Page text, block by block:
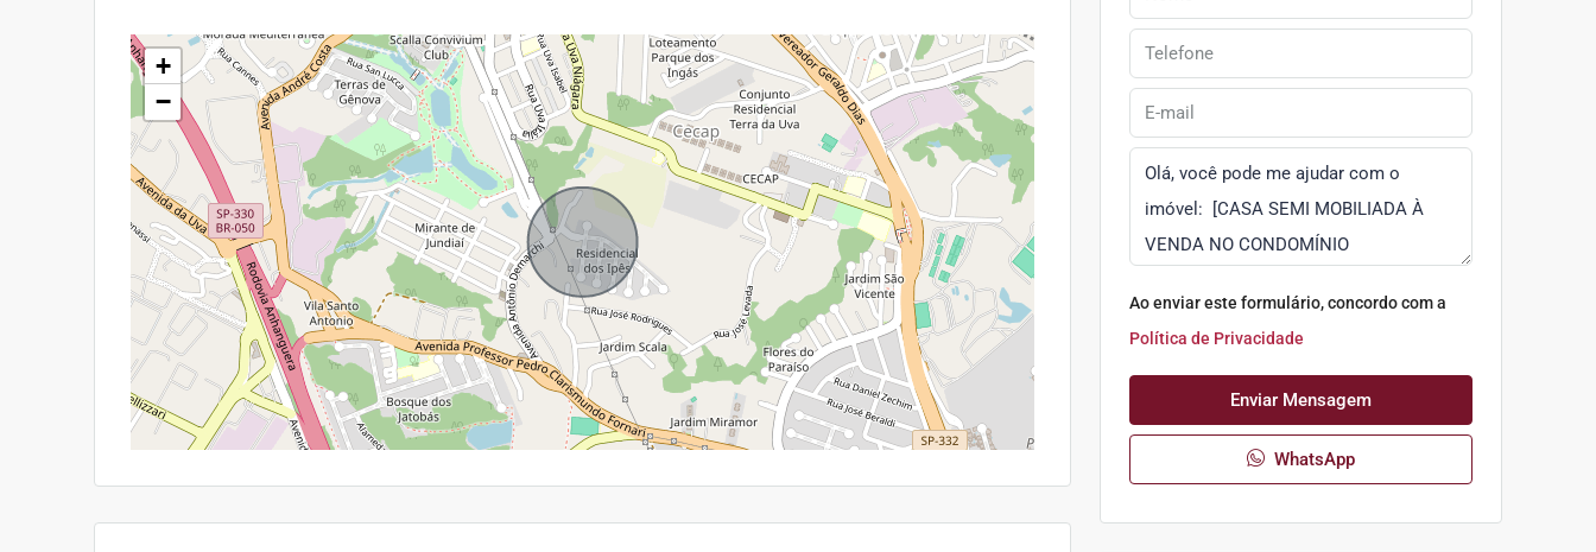
+
−
Ao enviar este formulário, concordo com a
Política de Privacidade
Enviar Mensagem
WhatsApp